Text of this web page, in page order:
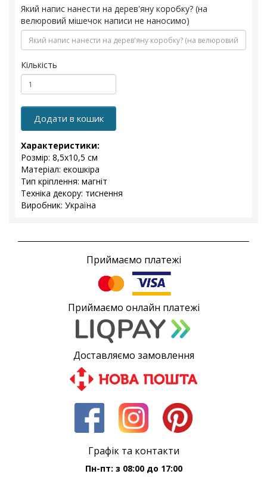
Який напис нанести на дерев'яну коробку? (на
велюровий мішечок написи не наносимо)
Кількість
Додати в кошик
Характеристики:
Розмір: 8,5х10,5 см
Матеріал: екошкіра
Тип кріплення: магніт
Техніка декору: тиснення
Виробник: Україна
Приймаємо платежі
Приймаємо онлайн платежі
Доставляємо замовлення
Графік та контакти
Пн-пт: з 08:00 до 17:00